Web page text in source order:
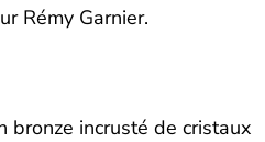
Rémy Garnier.
bronze incrusté de cristaux